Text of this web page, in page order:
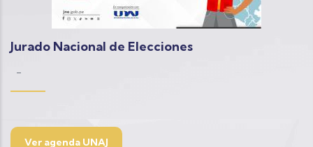
Jurado Nacional de Elecciones
-
Ver agenda UNAJ